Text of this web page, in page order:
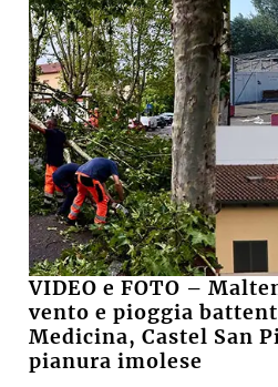
VIDEO e FOTO –
vento e pioggia
Medicina, Castel San
pianura imolese